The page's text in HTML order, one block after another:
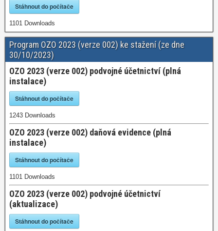
Stáhnout do počítače
1101 Downloads
Program OZO 2023 (verze 002) ke stažení (ze dne
30/10/2023)
OZO 2023 (verze 002) podvojné účetnictví (plná
instalace)
Stáhnout do počítače
1243 Downloads
OZO 2023 (verze 002) daňová evidence (plná
instalace)
Stáhnout do počítače
1101 Downloads
OZO 2023 (verze 002) podvojné účetnictví
(aktualizace)
Stáhnout do počítače